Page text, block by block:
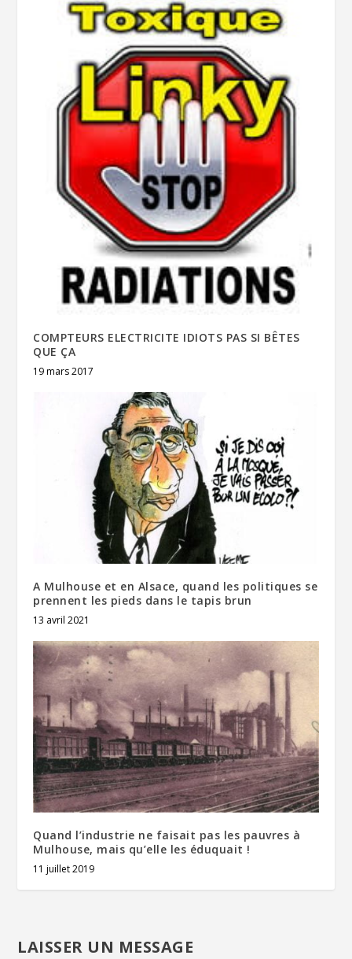
COMPTEURS ELECTRICITE IDIOTS PAS SI BÊTES
QUE ÇA
19 mars 2017
A Mulhouse et en Alsace, quand les politiques se
prennent les pieds dans le tapis brun
13 avril 2021
Quand l’industrie ne faisait pas les pauvres à
Mulhouse, mais qu’elle les éduquait !
11 juillet 2019
LAISSER UN MESSAGE